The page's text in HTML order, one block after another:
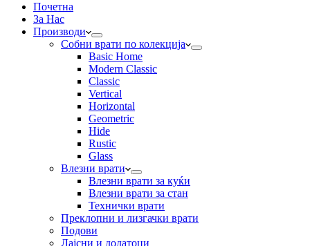
Почетна
За Нас
Производи
Собни врати по колекција
Basic Home
Modern Classic
Classic
Vertical
Horizontal
Geometric
Hide
Rustic
Glass
Влезни врати
Влезни врати за куќи
Влезни врати за стан
Технички врати
Преклопни и лизгачки врати
Подови
Лајсни и додатоци